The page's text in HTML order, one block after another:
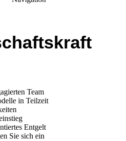
Team
in Teilzeit
Entgelt
Sie sich ein